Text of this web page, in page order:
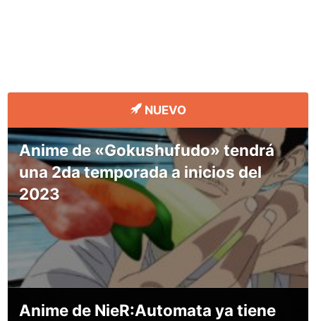
NUEVO
Anime de «Gokushufudo» tendrá
una 2da temporada a inicios del
2023
Anime de NieR:Automata ya tiene